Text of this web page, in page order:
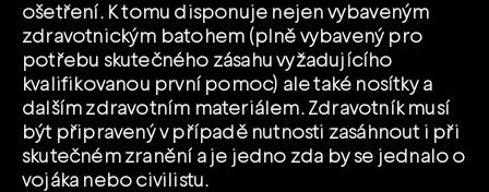
ošetření. K tomu disponuje nejen vybaveným
zdravotnickým batohem (plně vybavený pro
potřebu skutečného zásahu vyžadujícího
kvalifikovanou první pomoc) ale také nosítky a
dalším zdravotním materiálem. Zdravotník musí
být připravený v případě nutnosti zasáhnout i při
skutečném zranění a je jedno zda by se jednalo o
vojáka nebo civilistu.